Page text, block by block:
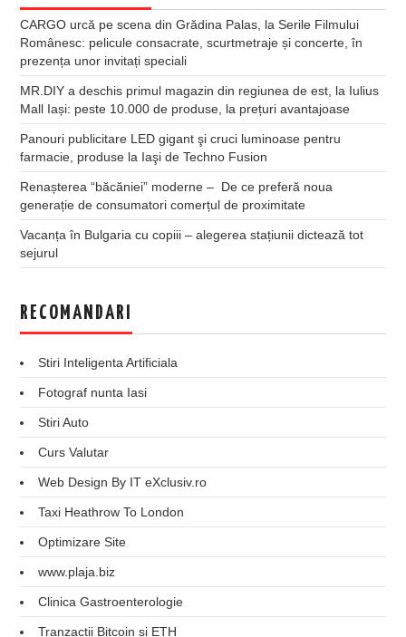
CARGO urcă pe scena din Grădina Palas, la Serile Filmului
Românesc: pelicule consacrate, scurtmetraje și concerte, în
prezența unor invitați speciali
MR.DIY a deschis primul magazin din regiunea de est, la Iulius
Mall Iași: peste 10.000 de produse, la prețuri avantajoase
Panouri publicitare LED gigant şi cruci luminoase pentru
farmacie, produse la Iaşi de Techno Fusion
Renașterea “băcăniei” moderne – De ce preferă noua
generație de consumatori comerțul de proximitate
Vacanța în Bulgaria cu copiii – alegerea stațiunii dictează tot
sejurul
RECOMANDARI
Stiri Inteligenta Artificiala
Fotograf nunta Iasi
Stiri Auto
Curs Valutar
Web Design By IT eXclusiv.ro
Taxi Heathrow To London
Optimizare Site
www.plaja.biz
Clinica Gastroenterologie
Tranzactii Bitcoin si ETH